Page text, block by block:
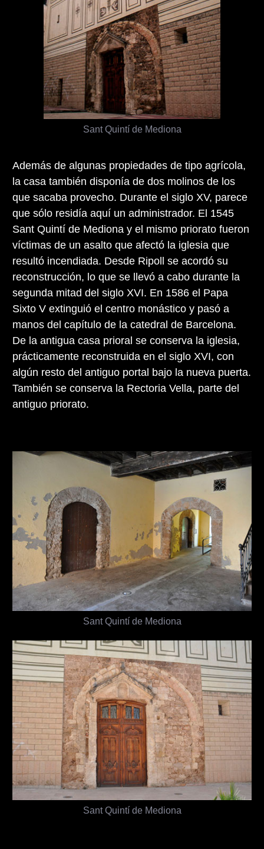
Sant Quintí de Mediona
Además de algunas propiedades de tipo agrícola,
la casa también disponía de dos molinos de los
que sacaba provecho. Durante el siglo XV, parece
que sólo residía aquí un administrador. El 1545
Sant Quintí de Mediona y el mismo priorato fueron
víctimas de un asalto que afectó la iglesia que
resultó incendiada. Desde Ripoll se acordó su
reconstrucción, lo que se llevó a cabo durante la
segunda mitad del siglo XVI. En 1586 el Papa
Sixto V extinguió el centro monástico y pasó a
manos del capítulo de la catedral de Barcelona.
De la antigua casa prioral se conserva la iglesia,
prácticamente reconstruida en el siglo XVI, con
algún resto del antiguo portal bajo la nueva puerta.
También se conserva la Rectoria Vella, parte del
antiguo priorato.
Sant Quintí de Mediona
Sant Quintí de Mediona